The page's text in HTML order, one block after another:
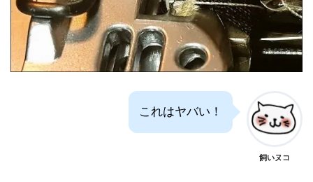
これはヤバい！
飼いヌコ